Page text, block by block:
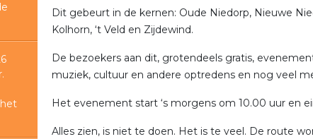
Dit gebeurt in de kernen: Oude Niedorp, Nieuwe
Kolhorn, ‘t Veld en Zijdewind.
De bezoekers aan dit, grotendeels gratis,
muziek, cultuur en andere optredens en nog veel
Het evenement start ‘s morgens om 10.00 uur en
Alles zien, is niet te doen. Het is te veel. De route